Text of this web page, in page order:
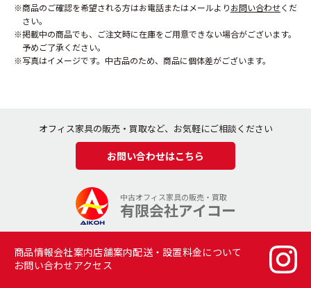
商品のご確認を希望される方はお電話またはメールよりお問い合わせくだ
さい。
掲載中の商品でも、ご注文時に在庫をご用意できない場合がございます。
予めご了承ください。
写真はイメージです。中古品のため、商品に個体差がございます。
オフィス家具の販売・買取など、お気軽にご相談ください
お問い合わせはこちら
中古オフィス家具の販売・買取
有限会社アイコー
商品情報会社案内店舗案内配送・設置料金について
お問い合わせアクセス